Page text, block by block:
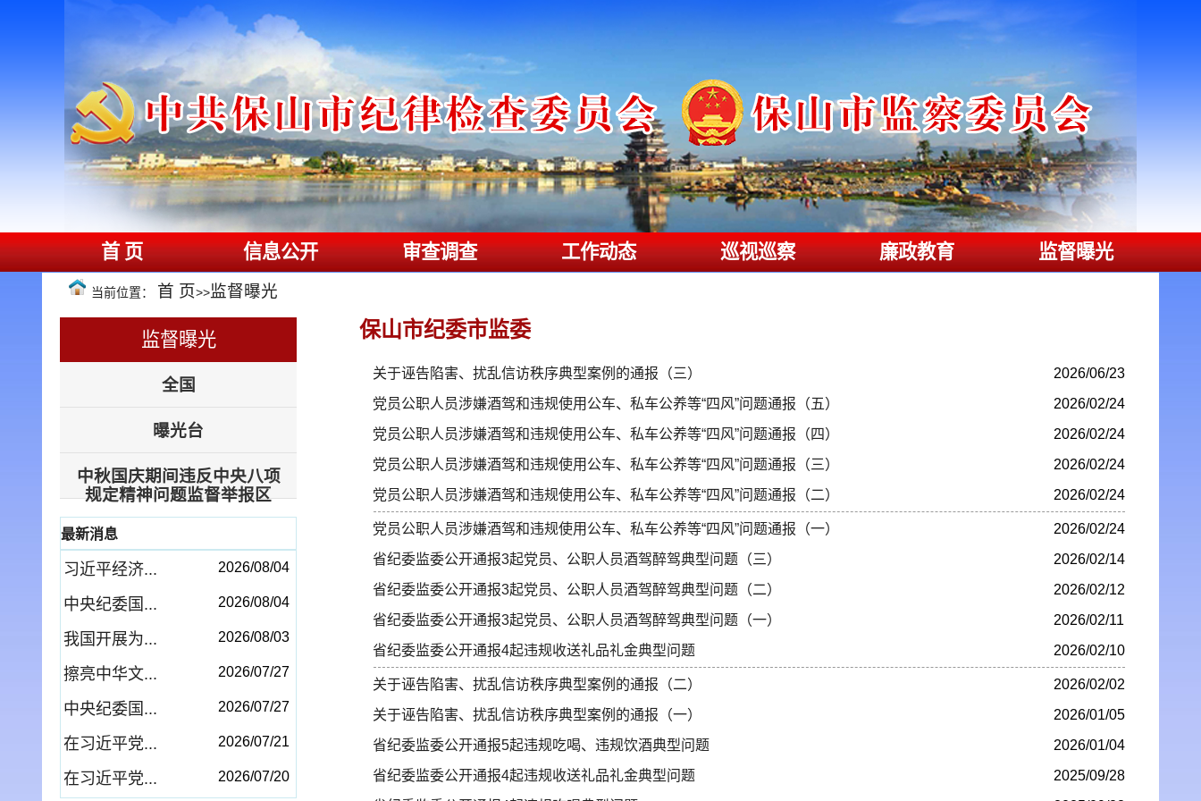
首 页 信息公开 审查调查 工作动态 巡视巡察 廉政教育 监督曝光
当前位置： 首 页>>监督曝光
保山市纪委市监委
关于诬告陷害、扰乱信访秩序典型案例的通报（三）
2026/06/23
党员公职人员涉嫌酒驾和违规使用公车、私车公养等“四风”问题通报（五）
2026/02/24
党员公职人员涉嫌酒驾和违规使用公车、私车公养等“四风”问题通报（四）
2026/02/24
党员公职人员涉嫌酒驾和违规使用公车、私车公养等“四风”问题通报（三）
2026/02/24
党员公职人员涉嫌酒驾和违规使用公车、私车公养等“四风”问题通报（二）
2026/02/24
党员公职人员涉嫌酒驾和违规使用公车、私车公养等“四风”问题通报（一）
2026/02/24
省纪委监委公开通报3起党员、公职人员酒驾醉驾典型问题（三）
2026/02/14
省纪委监委公开通报3起党员、公职人员酒驾醉驾典型问题（二）
2026/02/12
省纪委监委公开通报3起党员、公职人员酒驾醉驾典型问题（一）
2026/02/11
省纪委监委公开通报4起违规收送礼品礼金典型问题
2026/02/10
关于诬告陷害、扰乱信访秩序典型案例的通报（二）
2026/02/02
关于诬告陷害、扰乱信访秩序典型案例的通报（一）
2026/01/05
省纪委监委公开通报5起违规吃喝、违规饮酒典型问题
2026/01/04
省纪委监委公开通报4起违规收送礼品礼金典型问题
2025/09/28
监督曝光
全国
曝光台
中秋国庆期间违反中央八项
规定精神问题监督举报区
最新消息
习近平经济... 2026/08/04
中央纪委国... 2026/08/04
我国开展为... 2026/08/03
擦亮中华文... 2026/07/27
中央纪委国... 2026/07/27
在习近平党... 2026/07/21
在习近平党... 2026/07/20